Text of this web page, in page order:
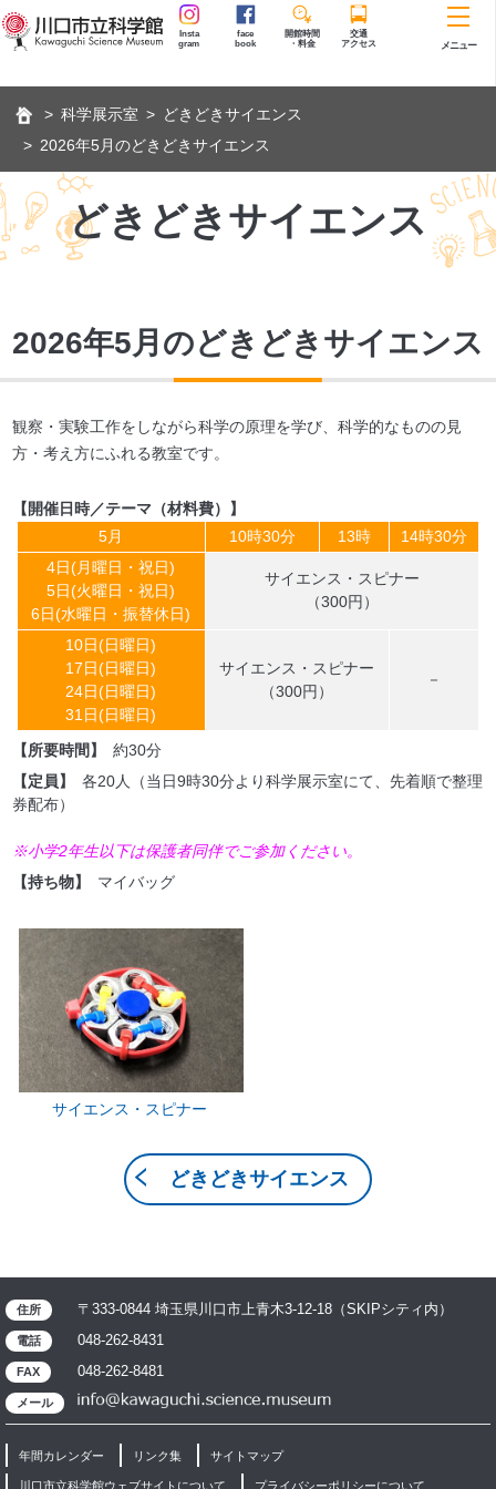
Insta
gram
face
book
開館時間
・料金
交通
アクセス
メニュー
科学展示室
どきどきサイエンス
2026年5月のどきどきサイエンス
どきどきサイエンス
2026年5月のどきどきサイエンス
観察・実験工作をしながら科学の原理を学び、科学的なものの見
方・考え方にふれる教室です。
【開催日時／テーマ（材料費）】
5月
10時30分 13時
14時30分
4日(月曜日・祝日)
5日(火曜日・祝日)
6日(水曜日・振替休日)
サイエンス・スピナー
（300円）
10日(日曜日)
17日(日曜日)
24日(日曜日)
31日(日曜日)
サイエンス・スピナー
（300円）
－
【所要時間】
約30分
【定員】
各20人（当日9時30分より科学展示室にて、先着順で整理
券配布）
※小学2年生以下は保護者同伴でご参加ください。
【持ち物】
マイバッグ
サイエンス・スピナー
どきどきサイエンス
住所 〒333-0844 埼玉県川口市上青木3-12-18（SKIPシティ内）
電話 048-262-8431
FAX 048-262-8481
メール
年間カレンダー リンク集 サイトマップ
川口市立科学館ウェブサイトについて プライバシーポリシーについて